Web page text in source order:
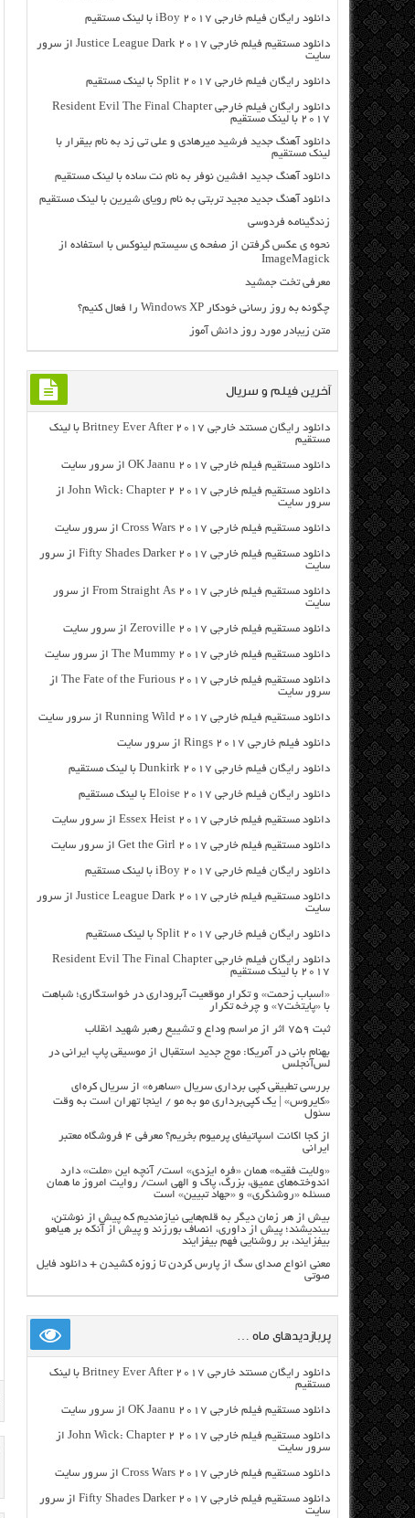
دانلود رایگان فیلم خارجی iBoy 2017 با لینک مستقیم
دانلود مستقیم فیلم خارجی Justice League Dark 2017 از سرور
سایت
دانلود رایگان فیلم خارجی Split 2017 با لینک مستقیم
دانلود رایگان فیلم خارجی Resident Evil The Final Chapter
2017 با لینک مستقیم
دانلود آهنگ جدید فرشید میرهادی و علی تی زد به نام بیقرار با
لینک مستقیم
دانلود آهنگ جدید افشین نوفر به نام نت ساده با لینک مستقیم
دانلود آهنگ جدید مجید تربتی به نام رویای شیرین با لینک مستقیم
زندگینامه فردوسی
نحوه ی عکس گرفتن از صفحه ی سیستم لینوکس با استفاده از
ImageMagick
معرفی تخت جمشید
چگونه به روز رسانی خودکار Windows XP را فعال کنیم؟
متن زیبادر مورد روز دانش آموز
آخرین فیلم و سریال
دانلود رایگان مسنتد خارجی Britney Ever After 2017 با لینک
مستقیم
دانلود مستقیم فیلم خارجی OK Jaanu 2017 از سرور سایت
دانلود مستقیم فیلم خارجی John Wick: Chapter 2 2017 از
سرور سایت
دانلود مستقیم فیلم خارجی Cross Wars 2017 از سرور سایت
دانلود مستقیم فیلم خارجی Fifty Shades Darker 2017 از سرور
سایت
دانلود مستقیم فیلم خارجی From Straight As 2017 از سرور
سایت
دانلود مستقیم فیلم خارجی Zeroville 2017 از سرور سایت
دانلود مستقیم فیلم خارجی The Mummy 2017 از سرور سایت
دانلود مستقیم فیلم خارجی The Fate of the Furious 2017 از
سرور سایت
دانلود مستقیم فیلم خارجی Running Wild 2017 از سرور سایت
دانلود فیلم خارجی Rings 2017 از سرور سایت
دانلود رایگان فیلم خارجی Dunkirk 2017 با لینک مستقیم
دانلود رایگان فیلم خارجی Eloise 2017 با لینک مستقیم
دانلود مستقیم فیلم خارجی Essex Heist 2017 از سرور سایت
دانلود مستقیم فیلم خارجی Get the Girl 2017 از سرور سایت
دانلود رایگان فیلم خارجی iBoy 2017 با لینک مستقیم
دانلود مستقیم فیلم خارجی Justice League Dark 2017 از سرور
سایت
دانلود رایگان فیلم خارجی Split 2017 با لینک مستقیم
دانلود رایگان فیلم خارجی Resident Evil The Final Chapter
2017 با لینک مستقیم
«اسباب زحمت» و تکرار موقعیت آبروداری در خواستگاری؛ شباهت
با «پایتخت۷» و چرخه تکرار
ثبت ۷۵۹ اثر از مراسم وداع و تشییع رهبر شهید انقلاب
بهنام بانی در آمریکا: موج جدید استقبال از موسیقی پاپ ایرانی در
لس‌آنجلس
بررسی تطبیقی کپی برداری سریال «ساهره» از سریال کره‌ای
«کایروس» | یک کپی‌برداری مو به مو / اینجا تهران است به وقت
سئول
از کجا اکانت اسپاتیفای پرمیوم بخریم؟ معرفی ۴ فروشگاه معتبر
ایرانی
«ولایت فقیه» همان «فره ایزدی» است/ آنچه این «ملت» دارد
اندوخته‌های عمیق، بزرگ، پاک و الهی است/ روایت امروز ما همان
مسئله «روشنگری» و «جهاد تبیین» است
بیش از هر زمان دیگر به قلم‌هایی نیازمندیم که پیش از نوشتن،
بیندیشند؛ پیش از داوری، انصاف بورزند و پیش از آنکه بر هیاهو
بیفزایند، بر روشنایی فهم بیفزایند
معنی انواع صدای سگ از پارس کردن تا زوزه کشیدن + دانلود فایل
صوتی
پربازدیدهای ماه …
دانلود رایگان مسنتد خارجی Britney Ever After 2017 با لینک
مستقیم
دانلود مستقیم فیلم خارجی OK Jaanu 2017 از سرور سایت
دانلود مستقیم فیلم خارجی John Wick: Chapter 2 2017 از
سرور سایت
دانلود مستقیم فیلم خارجی Cross Wars 2017 از سرور سایت
دانلود مستقیم فیلم خارجی Fifty Shades Darker 2017 از سرور
سایت